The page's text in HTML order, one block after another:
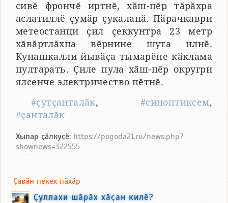
сивӗ фрончӗ иртнӗ, хӑш-пӗр тӑрӑхра
аслатиллӗ ҫумӑр ҫукаланӑ. Пӑрачкаври
метеостанци ҫил ҫеккунтра 23 метр
хӑвӑртлӑхпа вӗрнине шута илнӗ.
Кунашкалли йывӑҫа тымарӗпе кӑклама
пултарать. Ҫиле пула хӑш-пӗр округри
ялсенче электричество пӗтнӗ.
#ҫутҫанталӑк, #синоптиксем,
#ҫанталӑк
Хыпар ҫӑлкуҫӗ: https://pogoda21.ru/news.php?
shownews=322555
Ҫавӑн пекех пӑхӑр
Ҫуллахи шӑрӑх хӑҫан килӗ?